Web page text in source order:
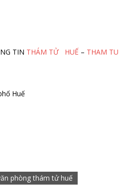
TIN THÁM TỬ HUẾ – THAM
Huế
phòng thám tử huế